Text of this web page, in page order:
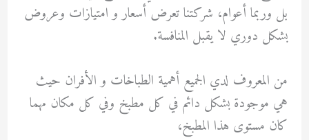
بل وربما أعوام، شركتنا تعرض أسعار و امتيازات وعروض
بشكل دوري لا يقبل المنافسة.
من المعروف لدي الجميع أهمية الطباخات و الأفران حيث
هي موجودة بشكل دائم في كل مطبخ وفي كل مكان مهما
كان مستوى هذا المطبخ،